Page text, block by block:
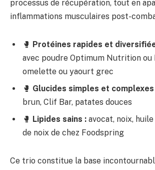
processus de récupération, tout en
inflammations musculaires post-
🥊 Protéines rapides et
avec poudre Optimum Nutrition ou
omelette ou yaourt grec
🥊 Glucides simples et complexes
brun, Clif Bar, patates douces
🥊 Lipides sains : avocat, noix, huile
de noix de chez Foodspring
Ce trio constitue la base